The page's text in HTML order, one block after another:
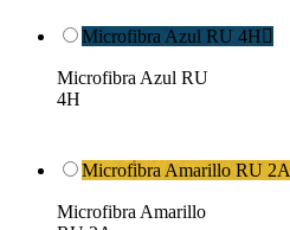
Microfibra Azul RU 4H
Microfibra Azul RU
4H
Microfibra Amarillo RU 2A
Microfibra Amarillo